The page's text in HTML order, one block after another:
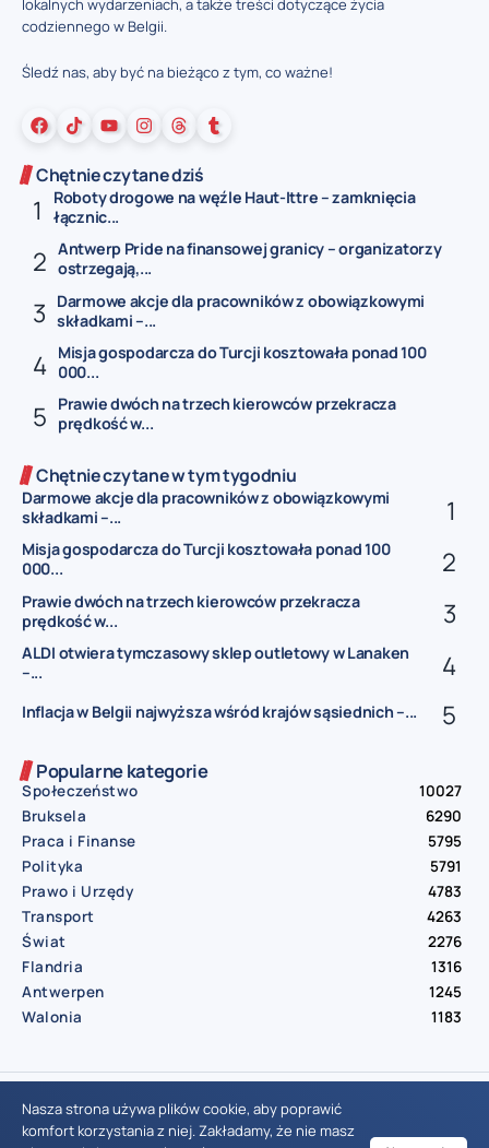
lokalnych wydarzeniach, a także treści dotyczące życia
codziennego w Belgii.
Śledź nas, aby być na bieżąco z tym, co ważne!
Chętnie czytane dziś
Roboty drogowe na węźle Haut-Ittre – zamknięcia
łącznic...
Antwerp Pride na finansowej granicy – organizatorzy
ostrzegają,...
Darmowe akcje dla pracowników z obowiązkowymi
składkami –...
Misja gospodarcza do Turcji kosztowała ponad 100
000...
Prawie dwóch na trzech kierowców przekracza
prędkość w...
Chętnie czytane w tym tygodniu
Darmowe akcje dla pracowników z obowiązkowymi
składkami –...
Misja gospodarcza do Turcji kosztowała ponad 100
000...
Prawie dwóch na trzech kierowców przekracza
prędkość w...
ALDI otwiera tymczasowy sklep outletowy w Lanaken
–...
Inflacja w Belgii najwyższa wśród krajów sąsiednich –...
Popularne kategorie
Społeczeństwo
10027
Bruksela
6290
Praca i Finanse
5795
Polityka
5791
Prawo i Urzędy
4783
Transport
4263
Świat
2276
Flandria
1316
Antwerpen
1245
Walonia
1183
© Aktualnosci.be – All Right Reserved 2016-2026
Nasza strona używa plików cookie, aby poprawić
komfort korzystania z niej. Zakładamy, że nie masz